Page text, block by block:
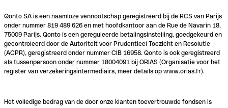
Qonto SA is een naamloze vennootschap geregistreerd bij de RCS van Parijs
onder nummer 819 489 626 en met hoofdkantoor aan de Rue de Navarin 18,
75009 Parijs. Qonto is een gereguleerde betalingsinstelling, goedgekeurd en
gecontroleerd door de Autoriteit voor Prudentieel Toezicht en Resolutie
(ACPR), geregistreerd onder nummer CIB 16958. Qonto is ook geregistreerd
als tussenpersoon onder nummer 18004091 bij ORIAS (Organisatie voor het
register van verzekeringsintermediairs, meer details op www.orias.fr).
Het volledige bedrag van de door onze klanten toevertrouwde fondsen is